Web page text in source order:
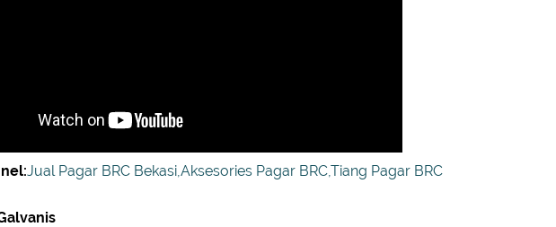
Jual Pagar BRC Bekasi,Aksesories Pagar BRC,Tiang Pagar BRC